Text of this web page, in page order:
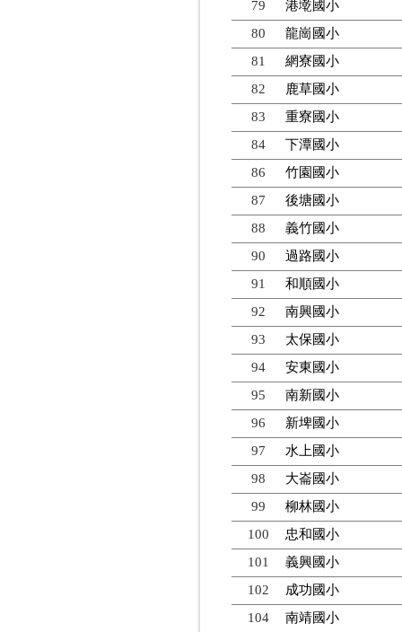
79
港墘國小
80
龍崗國小
81
網寮國小
82
鹿草國小
83
重寮國小
84
下潭國小
86
竹園國小
87
後塘國小
88
義竹國小
90
過路國小
91
和順國小
92
南興國小
93
太保國小
94
安東國小
95
南新國小
96
新埤國小
97
水上國小
98
大崙國小
99
柳林國小
100
忠和國小
101
義興國小
102
成功國小
104
南靖國小